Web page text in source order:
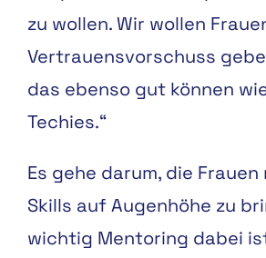
zu wollen. Wir wollen
Vertrauensvorschuss
das ebenso gut können
Techies.“
Es gehe darum, die
Skills auf Augenhöhe zu
wichtig Mentoring dabei